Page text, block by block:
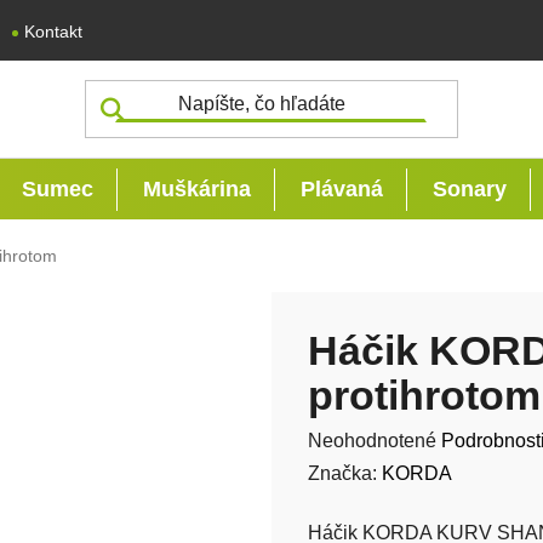
Kontakt
Sumec Muškárina Plávaná Sonary
Háčik
protihrotom
Priemerné hodnotenie
Neohodnotené
Značka: KORDA
Háčik KORDA KURV